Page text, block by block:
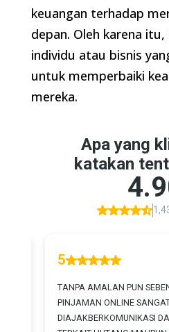
keuangan terhadap
depan. Oleh karena
individu atau bisnis
untuk memperbaiki
mereka.